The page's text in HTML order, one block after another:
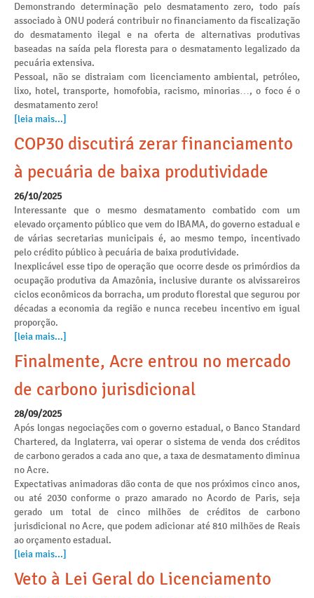
Demonstrando determinação pelo desmatamento zero, todo país
associado à ONU poderá contribuir no financiamento da fiscalização
do desmatamento ilegal e na oferta de alternativas produtivas
baseadas na saída pela floresta para o desmatamento legalizado da
pecuária extensiva.
Pessoal, não se distraiam com licenciamento ambiental, petróleo,
lixo, hotel, transporte, homofobia, racismo, minorias…, o foco é o
desmatamento zero!
[leia mais...]
COP30 discutirá zerar financiamento
à pecuária de baixa produtividade
26/10/2025
Interessante que o mesmo desmatamento combatido com um
elevado orçamento público que vem do IBAMA, do governo estadual e
de várias secretarias municipais é, ao mesmo tempo, incentivado
pelo crédito público à pecuária de baixa produtividade.
Inexplicável esse tipo de operação que ocorre desde os primórdios da
ocupação produtiva da Amazônia, inclusive durante os alvissareiros
ciclos econômicos da borracha, um produto florestal que segurou por
décadas a economia da região e nunca recebeu incentivo em igual
proporção.
[leia mais...]
Finalmente, Acre entrou no mercado
de carbono jurisdicional
28/09/2025
Após longas negociações com o governo estadual, o Banco Standard
Chartered, da Inglaterra, vai operar o sistema de venda dos créditos
de carbono gerados a cada ano que, a taxa de desmatamento diminua
no Acre.
Expectativas animadoras dão conta de que nos próximos cinco anos,
ou até 2030 conforme o prazo amarado no Acordo de Paris, seja
gerado um total de cinco milhões de créditos de carbono
jurisdicional no Acre, que podem adicionar até 810 milhões de Reais
ao orçamento estadual.
[leia mais...]
Veto à Lei Geral do Licenciamento